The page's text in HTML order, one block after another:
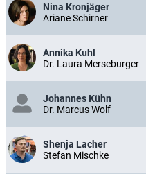
Nina Kronjäger
Ariane Schirner
Annika Kuhl
Dr. Laura Merseburger
Johannes Kühn
Dr. Marcus Wolf
Shenja Lacher
Stefan Mischke